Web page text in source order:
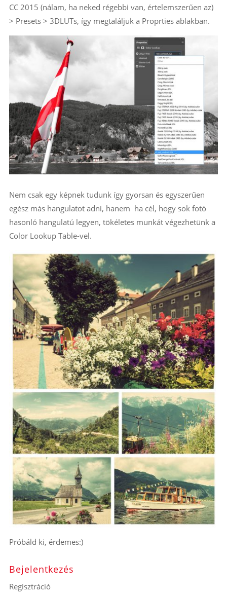
CC 2015 (nálam, ha neked régebbi van, értelemszerűen az)
> Presets > 3DLUTs, így megtaláljuk a Proprties ablakban.
Nem csak egy képnek tudunk így gyorsan és egyszerűen
egész más hangulatot adni, hanem ha cél, hogy sok fotó
hasonló hangulatú legyen, tökéletes munkát végezhetünk a
Color Lookup Table-vel.
Próbáld ki, érdemes:)
Bejelentkezés
Regisztráció